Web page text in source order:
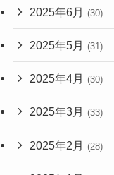
2025年6月 (30)
2025年5月 (31)
2025年4月 (30)
2025年3月 (33)
2025年2月 (28)